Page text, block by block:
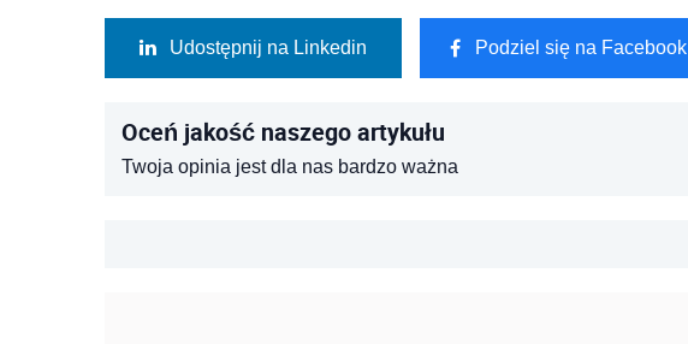
Udostępnij na Linkedin Podziel się na Facebook
Oceń jakość naszego artykułu
Twoja opinia jest dla nas bardzo ważna